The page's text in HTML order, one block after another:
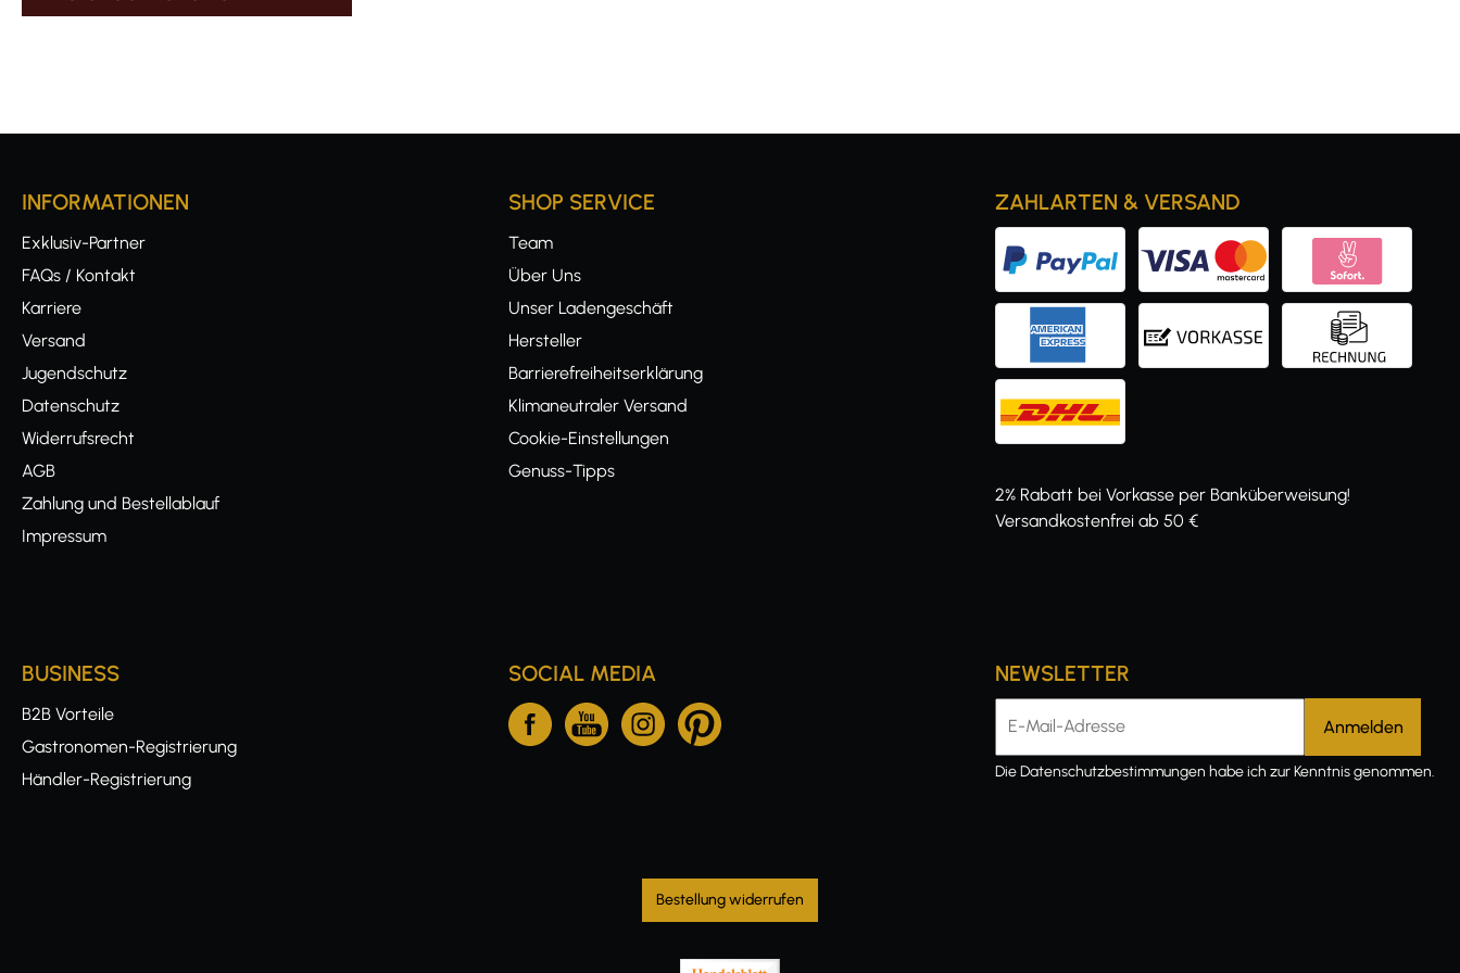
INFORMATIONEN
Exklusiv-Partner
FAQs / Kontakt
Karriere
Versand
Jugendschutz
Datenschutz
Widerrufsrecht
AGB
Zahlung und Bestellablauf
Impressum
SHOP SERVICE
Team
Über Uns
Unser Ladengeschäft
Hersteller
Barrierefreiheitserklärung
Klimaneutraler Versand
Cookie-Einstellungen
Genuss-Tipps
ZAHLARTEN & VERSAND
2% Rabatt bei Vorkasse per Banküberweisung!
Versandkostenfrei ab 50 €
BUSINESS
B2B Vorteile
Gastronomen-Registrierung
Händler-Registrierung
SOCIAL MEDIA NEWSLETTER
E-Mail-Adresse
DieDatenschutzbestimmungen habe ich zur Kenntnis genommen.
Bestellung widerrufen